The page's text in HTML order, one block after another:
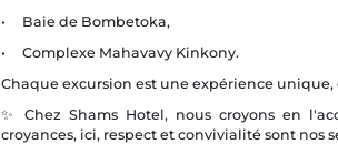
• Baie de Bombetoka,
• Complexe Mahavavy Kinkony.
Chaque excursion est une expérience
✨ Chez Shams Hotel, nous croyons en
croyances, ici, respect et convivialité sont nos